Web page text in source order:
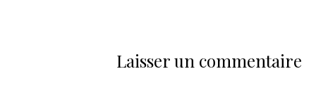
Laisser un commentaire